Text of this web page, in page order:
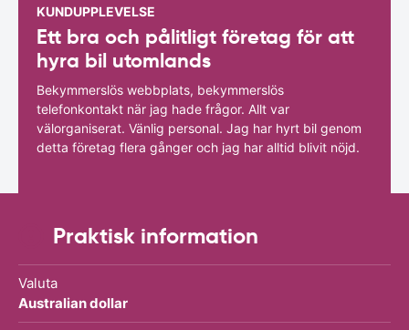
KUNDUPPLEVELSE
Ett bra och pålitligt företag för att
hyra bil utomlands
Bekymmerslös webbplats, bekymmerslös
telefonkontakt när jag hade frågor. Allt var
välorganiserat. Vänlig personal. Jag har hyrt bil genom
detta företag flera gånger och jag har alltid blivit nöjd.
Praktisk information
Valuta
Australian dollar